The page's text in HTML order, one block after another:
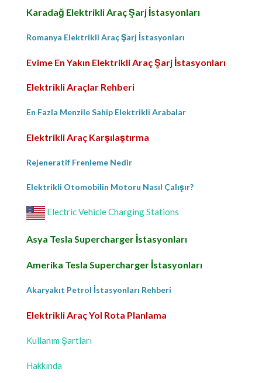
Karadağ Elektrikli Araç Şarj İstasyonları
Romanya Elektrikli Araç Şarj İstasyonları
Evime En Yakın Elektrikli Araç Şarj İstasyonları
Elektrikli Araçlar Rehberi
En Fazla Menzile Sahip Elektrikli Arabalar
Elektrikli Araç Karşılaştırma
Rejeneratif Frenleme Nedir
Elektrikli Otomobilin Motoru Nasıl Çalışır?
Electric Vehicle Charging Stations
Asya Tesla Supercharger İstasyonları
Amerika Tesla Supercharger İstasyonları
Akaryakıt Petrol İstasyonları Rehberi
Elektrikli Araç Yol Rota Planlama
Kullanım Şartları
Hakkında